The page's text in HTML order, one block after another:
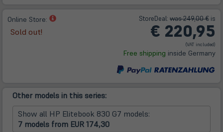
Online Store:
(öffnet
Sold out!
StoreDeal: was 249,00 € is
€ 220,95
(VAT included)
Free shipping inside Germany
Other models in this series:
Show all HP Elitebook 830 G7 models:
7 models from EUR 174,30